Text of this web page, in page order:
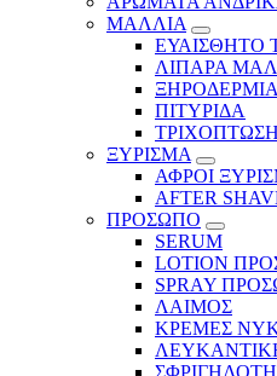
ΜΑΛΛΙΑ
ΕΥΑΙΣΘΗΤΟ
ΛΙΠΑΡΑ
ΞΗΡΟΔΕΡΜΙΑ
ΠΙΤΥΡΙΔΑ
ΤΡΙΧΟΠΤΩΣΗ
ΞΥΡΙΣΜΑ
ΑΦΡΟΙ
AFTER
ΠΡΟΣΩΠΟ
SERUM
LOTION
SPRAY
ΛΑΙΜΟΣ
ΚΡΕΜΕΣ